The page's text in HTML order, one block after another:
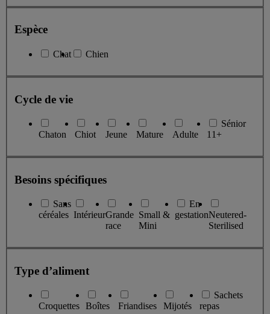
Espèce
Chat Chien
Cycle de vie
Chaton Chiot Jeune Mature Adulte
Sénior
11+
Besoins spécifiques
Sans
céréales IntérieurGrande
race
Small &
Mini
En
gestationNeutered-
Sterilised
Type d’aliment
Croquettes Boîtes Friandises Mijotés
Sachets
repas